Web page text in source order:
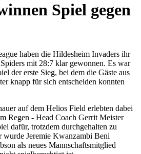
Spiel gegen
haben die Hildesheim Invaders ihr
mit 28:7 klar gewonnen. Es war
der erste Sieg, bei dem die Gäste aus
knapp für sich entscheiden konnten
auf dem Helios Field erlebten dabei
Regen - Head Coach Gerrit Meister
dafür, trotzdem durchgehalten zu
wurde Jeremie Kwanzambi Beni
als neues Mannschaftsmitglied